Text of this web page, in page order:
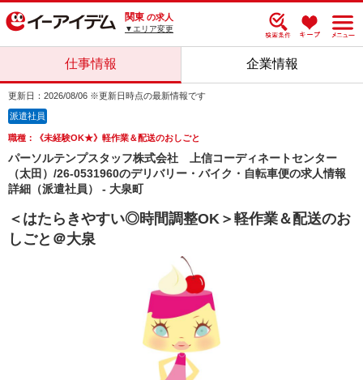
関東 の求人
▼エリア変更
仕事情報 企業情報
更新日：2026/08/06 ※更新日時点の最新情報です
派遣社員
職種：《未経験OK★》軽作業＆配送のおしごと
パーソルテンプスタッフ株式会社 上信コーディネートセンター
（太田）/26-0531960のデリバリー・バイク・自転車便の求人情報
詳細（派遣社員） - 大泉町
＜はたらきやすい◎時間調整OK＞軽作業＆配送のお
しごと＠大泉